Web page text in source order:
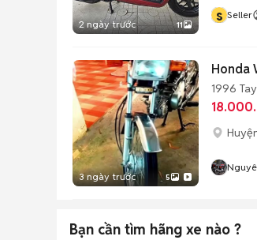
2 ngày trước 11
s Seller
3 ngày trước 5
Honda
1996
Bạn cần tìm hãng xe nào ?